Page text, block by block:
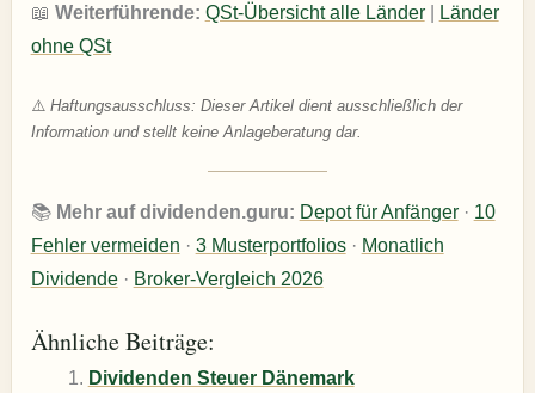
📖 Weiterführende: QSt-Übersicht alle Länder|
Länder
ohne QSt
⚠️ Haftungsausschluss: Dieser Artikel dient ausschließlich der
Information und stellt keine Anlageberatung dar.
📚 Mehr auf dividenden.guru: Depot für Anfänger· 10
Fehler vermeiden · 3 Musterportfolios· Monatlich
Dividende· Broker-Vergleich 2026
Ähnliche Beiträge:
Dividenden Steuer Dänemark